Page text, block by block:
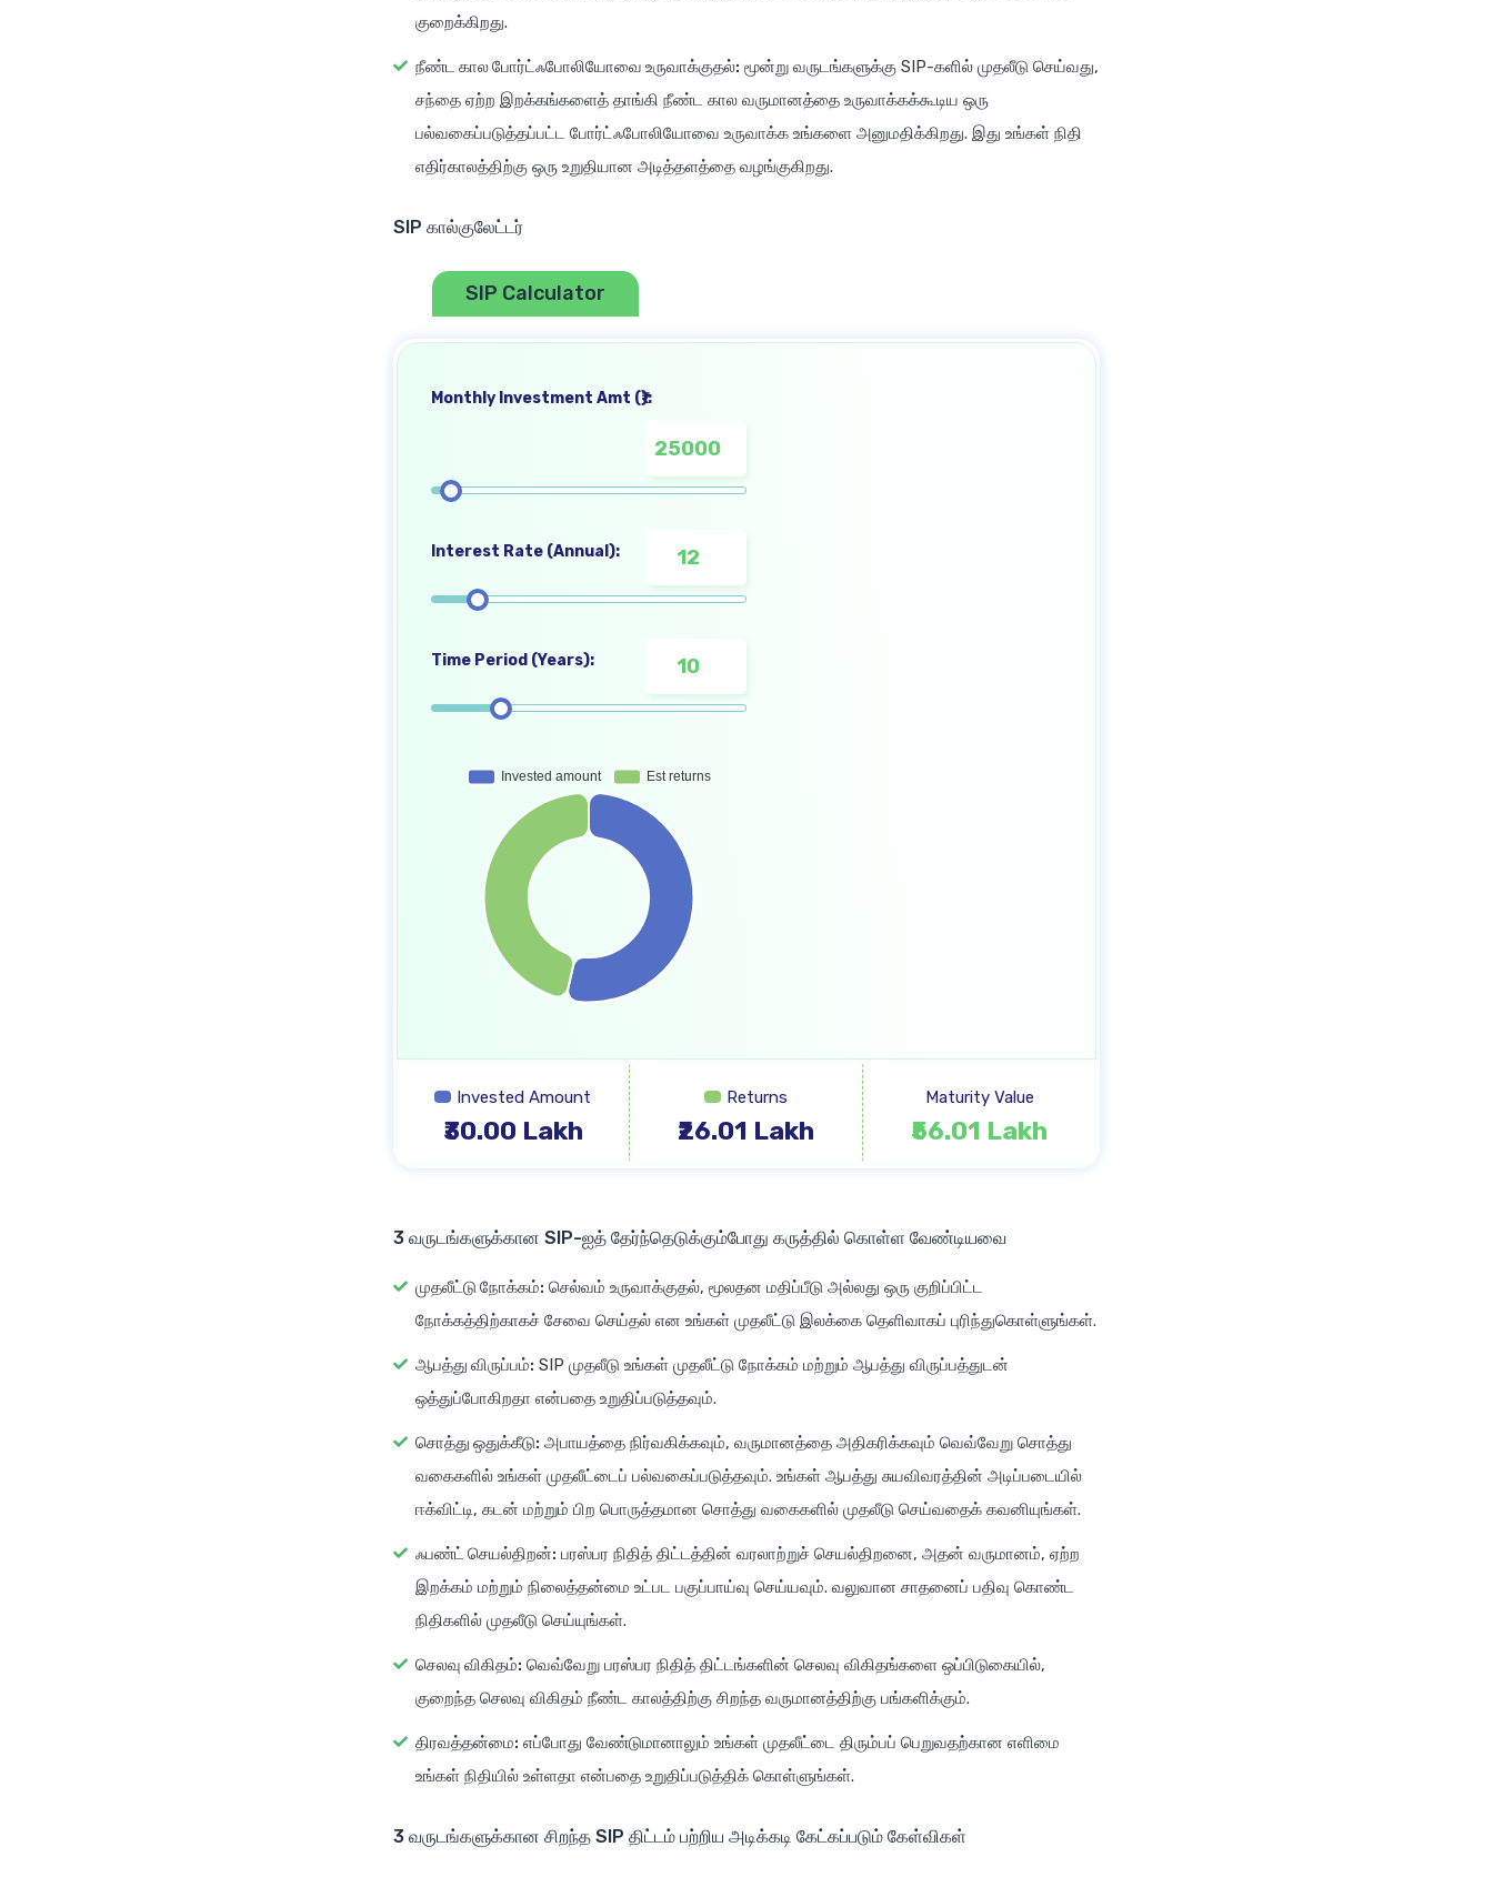
குறைக்கிறது.
நீண்ட கால போர்ட்ஃபோலியோவை உருவாக்குதல்: மூன்று வருடங்களுக்கு SIP-களில் முதலீடு செய்வது,
சந்தை ஏற்ற இறக்கங்களைத் தாங்கி நீண்ட கால வருமானத்தை உருவாக்கக்கூடிய ஒரு
பல்வகைப்படுத்தப்பட்ட போர்ட்ஃபோலியோவை உருவாக்க உங்களை அனுமதிக்கிறது. இது உங்கள் நிதி
எதிர்காலத்திற்கு ஒரு உறுதியான அடித்தளத்தை வழங்குகிறது.
SIP கால்குலேட்டர்
SIP Calculator
Monthly Investment Amt (₹):
Interest Rate (Annual):
Time Period (Years):
Invested Amount
₹30.00 Lakh
Returns
₹26.01 Lakh
Maturity Value
₹56.01 Lakh
3 வருடங்களுக்கான SIP-ஐத் தேர்ந்தெடுக்கும்போது கருத்தில் கொள்ள வேண்டியவை
முதலீட்டு நோக்கம்: செல்வம் உருவாக்குதல், மூலதன மதிப்பீடு அல்லது ஒரு குறிப்பிட்ட
நோக்கத்திற்காகச் சேவை செய்தல் என உங்கள் முதலீட்டு இலக்கை தெளிவாகப் புரிந்துகொள்ளுங்கள்.
ஆபத்து விருப்பம்: SIP முதலீடு உங்கள் முதலீட்டு நோக்கம் மற்றும் ஆபத்து விருப்பத்துடன்
ஒத்துப்போகிறதா என்பதை உறுதிப்படுத்தவும்.
சொத்து ஒதுக்கீடு: அபாயத்தை நிர்வகிக்கவும், வருமானத்தை அதிகரிக்கவும் வெவ்வேறு சொத்து
வகைகளில் உங்கள் முதலீட்டைப் பல்வகைப்படுத்தவும். உங்கள் ஆபத்து சுயவிவரத்தின் அடிப்படையில்
ஈக்விட்டி, கடன் மற்றும் பிற பொருத்தமான சொத்து வகைகளில் முதலீடு செய்வதைக் கவனியுங்கள்.
ஃபண்ட் செயல்திறன்: பரஸ்பர நிதித் திட்டத்தின் வரலாற்றுச் செயல்திறனை, அதன் வருமானம், ஏற்ற
இறக்கம் மற்றும் நிலைத்தன்மை உட்பட பகுப்பாய்வு செய்யவும். வலுவான சாதனைப் பதிவு கொண்ட
நிதிகளில் முதலீடு செய்யுங்கள்.
செலவு விகிதம்: வெவ்வேறு பரஸ்பர நிதித் திட்டங்களின் செலவு விகிதங்களை ஒப்பிடுகையில்,
குறைந்த செலவு விகிதம் நீண்ட காலத்திற்கு சிறந்த வருமானத்திற்கு பங்களிக்கும்.
திரவத்தன்மை: எப்போது வேண்டுமானாலும் உங்கள் முதலீட்டை திரும்பப் பெறுவதற்கான எளிமை
உங்கள் நிதியில் உள்ளதா என்பதை உறுதிப்படுத்திக் கொள்ளுங்கள்.
3 வருடங்களுக்கான சிறந்த SIP திட்டம் பற்றிய அடிக்கடி கேட்கப்படும் கேள்விகள்